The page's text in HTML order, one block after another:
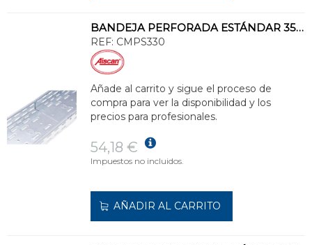
BANDEJA PERFORADA ESTÁNDAR 35x300 GALVANIZADO SENZIMIR
REF: CMPS330
Añade al carrito y sigue el proceso de
compra para ver la disponibilidad y los
precios para profesionales.
54,18 €
Impuestos no incluidos.
AÑADIR AL CARRITO